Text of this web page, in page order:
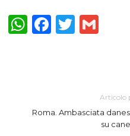
WhatsApp
Facebook
Twitter
Articolo
Roma. Ambasciata
su